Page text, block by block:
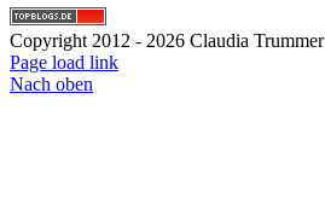
Copyright 2012 - 2026 Claudia Trummer
Page load link
Nach oben